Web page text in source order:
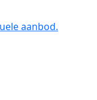
aanbod.